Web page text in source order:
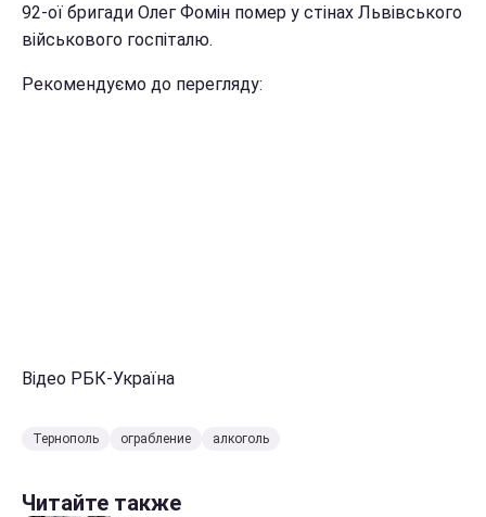
92-ої бригади Олег Фомін помер у стінах Львівського
військового госпіталю.
Рекомендуємо до перегляду:
Відео РБК-Україна
Тернополь ограбление алкоголь
Читайте также